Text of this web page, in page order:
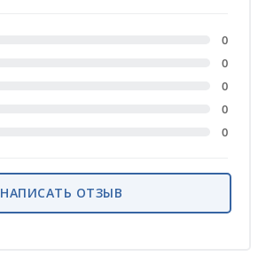
0
0
0
0
0
НАПИСАТЬ ОТЗЫВ